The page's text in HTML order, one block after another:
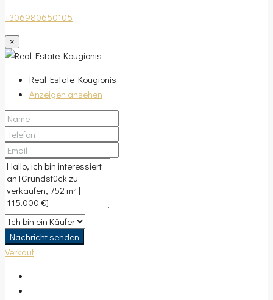
+306980650105
×
Real Estate Kougionis
Anzeigen ansehen
Nachricht senden
Verkauf